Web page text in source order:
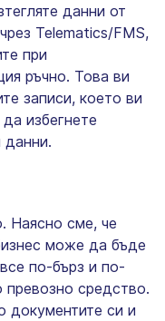
данни от
Telematics/FMS,
при
ръчно. Това ви
записи, което ви
избегнете
данни.
Наясно сме, че
може да бъде
по-бърз и по-
превозно средство.
документите си и